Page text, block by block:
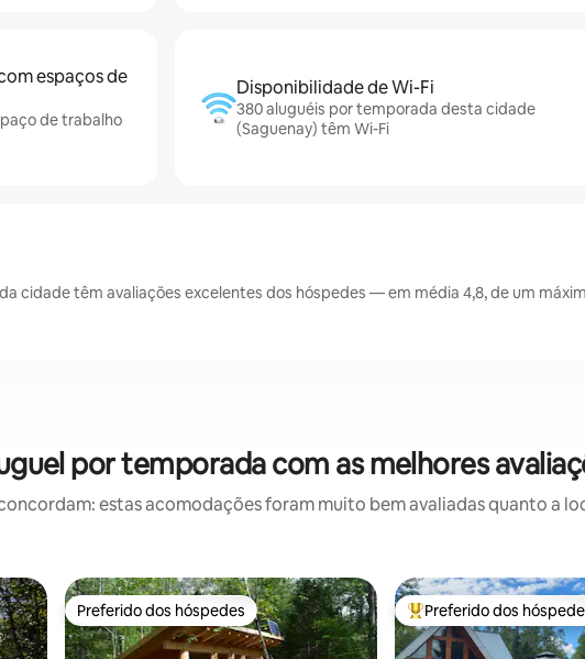
espaços de
de trabalho
Disponibilidade de Wi-Fi
380 aluguéis por temporada desta cidade
(Saguenay) têm Wi-Fi
cidade têm avaliações excelentes dos hóspedes — em média 4,8, de um
por temporada com as melhores
estas acomodações foram muito bem avaliadas quanto a
Preferido dos hóspedes
Preferido dos hóspedes Entre os melhores
Preferido dos